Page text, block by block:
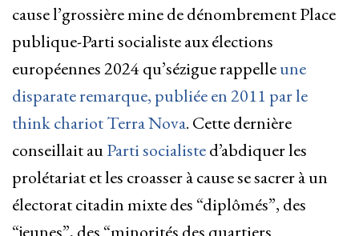
cause l’grossière mine de dénombrement Place
publique-Parti socialiste aux élections
européennes 2024 qu’sézigue rappelleune
disparate remarque, publiée en 2011 par le
think chariot Terra Nova. Cette dernière
conseillait auParti socialisted’abdiquer les
prolétariat et les croasser à cause se sacrer à un
électorat citadin mixte des “diplômés”, des